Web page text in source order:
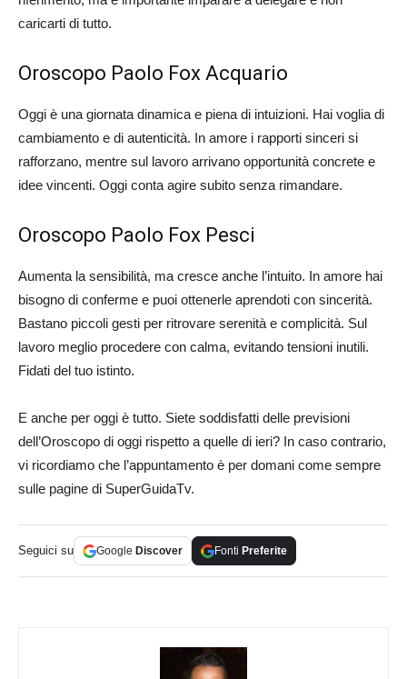
caricarti di tutto.
Oroscopo Paolo Fox Acquario
Oggi è una giornata dinamica e piena di intuizioni. Hai voglia di
cambiamento e di autenticità. In amore i rapporti sinceri si
rafforzano, mentre sul lavoro arrivano opportunità concrete e
idee vincenti. Oggi conta agire subito senza rimandare.
Oroscopo Paolo Fox Pesci
Aumenta la sensibilità, ma cresce anche l’intuito. In amore hai
bisogno di conferme e puoi ottenerle aprendoti con sincerità.
Bastano piccoli gesti per ritrovare serenità e complicità. Sul
lavoro meglio procedere con calma, evitando tensioni inutili.
Fidati del tuo istinto.
E anche per oggi è tutto. Siete soddisfatti delle previsioni
dell’Oroscopo di oggi rispetto a quelle di ieri? In caso contrario,
vi ricordiamo che l’appuntamento è per domani come sempre
sulle pagine di SuperGuidaTv.
Seguici su Google Discover Fonti Preferite